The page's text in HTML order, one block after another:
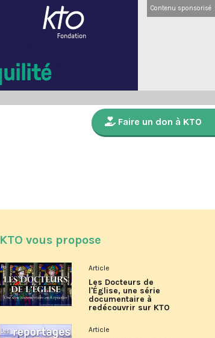
Contenu sponsorisé
Faire un don à KTO
KTO vous propose
Article
Les Docteurs de
l'Église, une série
documentaire à
redécouvrir sur KTO
Article